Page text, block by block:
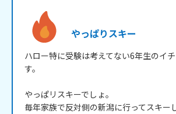
やっぱりスキー
ハロー特に受験は考えてない6年生のイ
す。
やっぱリスキーでしょ。
毎年家族で反対側の新潟に行ってスキー